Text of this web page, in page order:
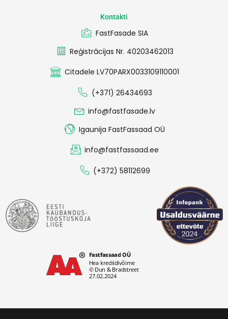
Kontakti
FastFasade SIA
Reģistrācijas Nr. 40203462013
Citadele LV70PARX0033109110001
(+371) 26434693
info@fastfasade.lv
Igaunija FastFassaad OÜ
info@fastfassaad.ee
(+372) 58112699